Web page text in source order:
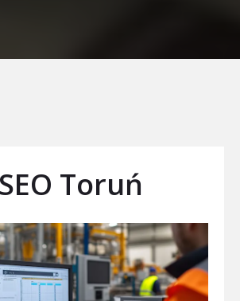
Toruń